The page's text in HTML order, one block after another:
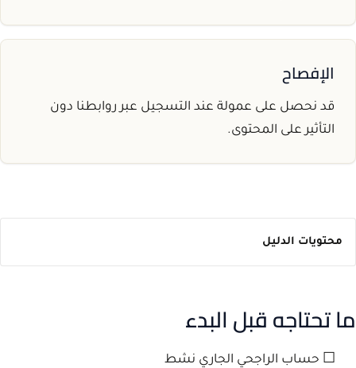
الإفصاح
قد نحصل على عمولة عند التسجيل عبر روابطنا دون
التأثير على المحتوى.
محتويات الدليل
ما تحتاجه قبل البدء
☐ حساب الراجحي الجاري نشط